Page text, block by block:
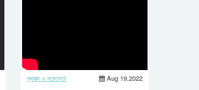
স্বাস্থ্য ও সচেতনতা Aug 19,2022